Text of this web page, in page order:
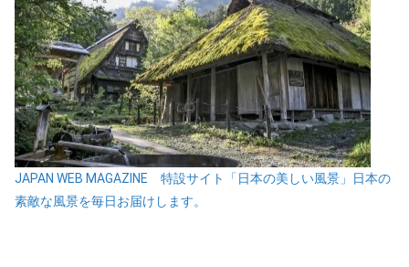
JAPAN WEB MAGAZINE 特設サイト「日本の美しい風景」日本の
素敵な風景を毎日お届けします。